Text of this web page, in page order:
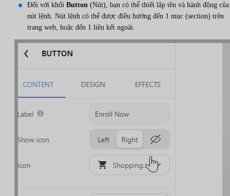
Đối với khối Button (Nút), bạn có thể thiết lập tên và hành động của
nút lệnh. Nút lệnh có thể được điều hướng đến 1 mục (section) trên
trang web, hoặc đến 1 liên kết ngoài.